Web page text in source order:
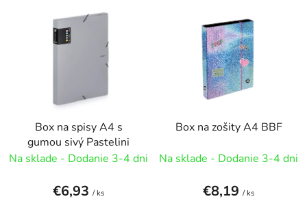
o
v
d
u
Box na spisy A4 s
gumou sivý Pastelini
Na sklade - Dodanie 3-4 dni
€6,93 / ks
Box na zošity A4 BBF
Na sklade - Dodanie 3-4 dni
€8,19 / ks